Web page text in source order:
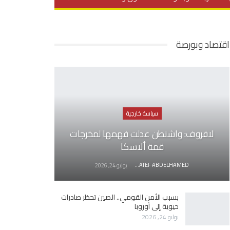
اقتصاد وبورصة
سياسة خارجية
لافروف: واشنطن عدلت فهمها لمخرجات
قمة ألاسكا
AWATEF ABDELHAMED يوليو 24, 2026
بسبب الأمن القومي.. الصين تحظر صادرات
حيوية إلى أوروبا
يوليو 24, 2026